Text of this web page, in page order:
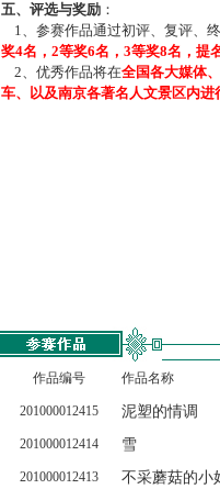
五、评选与奖励 ：
1、参赛作品通过初评、复评、
奖4名，2等奖6名，3等奖8名，提
2、优秀作品将在全国各大媒体
车、以及南京各著名人文景区内进
作品编号 作品名称
201000012415 泥塑的情调
201000012414 雪
201000012413 不采蘑菇的小